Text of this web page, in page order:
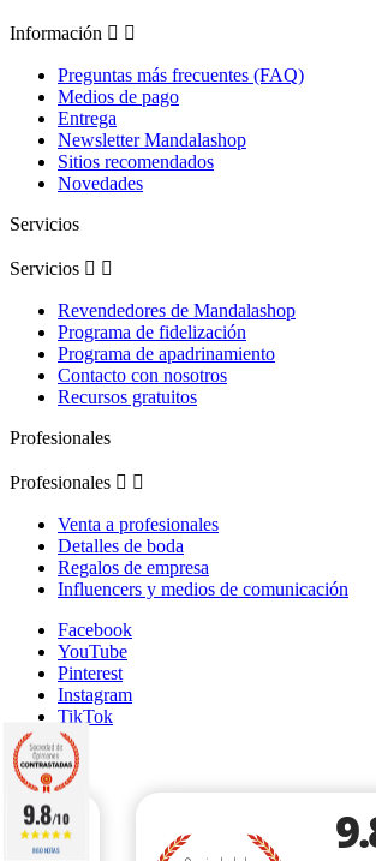
Información  
Preguntas más frecuentes (FAQ)
Medios de pago
Entrega
Newsletter Mandalashop
Sitios recomendados
Novedades
Servicios
Servicios  
Revendedores de Mandalashop
Programa de fidelización
Programa de apadrinamiento
Contacto con nosotros
Recursos gratuitos
Profesionales
Profesionales  
Venta a profesionales
Detalles de boda
Regalos de empresa
Influencers y medios de comunicación
Facebook
YouTube
Pinterest
Instagram
TikTok
9.8/10
860 NOTAS